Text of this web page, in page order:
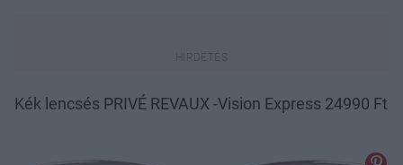
Kék lencsés PRIVÉ REVAUX -Vision Express 24990 Ft